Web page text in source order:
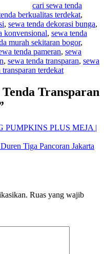
cari sewa tenda
berkualitas terdekat,
, sewa tenda dekorasi bunga,
konvensional, sewa tenda
murah sekitaran bogor,
tenda pameran, sewa
, sewa tenda transparan, sewa
transparan terdekat
Transparan
PUMPKINS PLUS MEJA |
Tiga Pancoran Jakarta
Ruas yang wajib